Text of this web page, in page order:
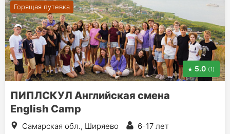
Горящая путевка
5.0 (1)
ПИПЛСКУЛ Английская смена
English Camp
Самарская обл., Ширяево
6-17 лет